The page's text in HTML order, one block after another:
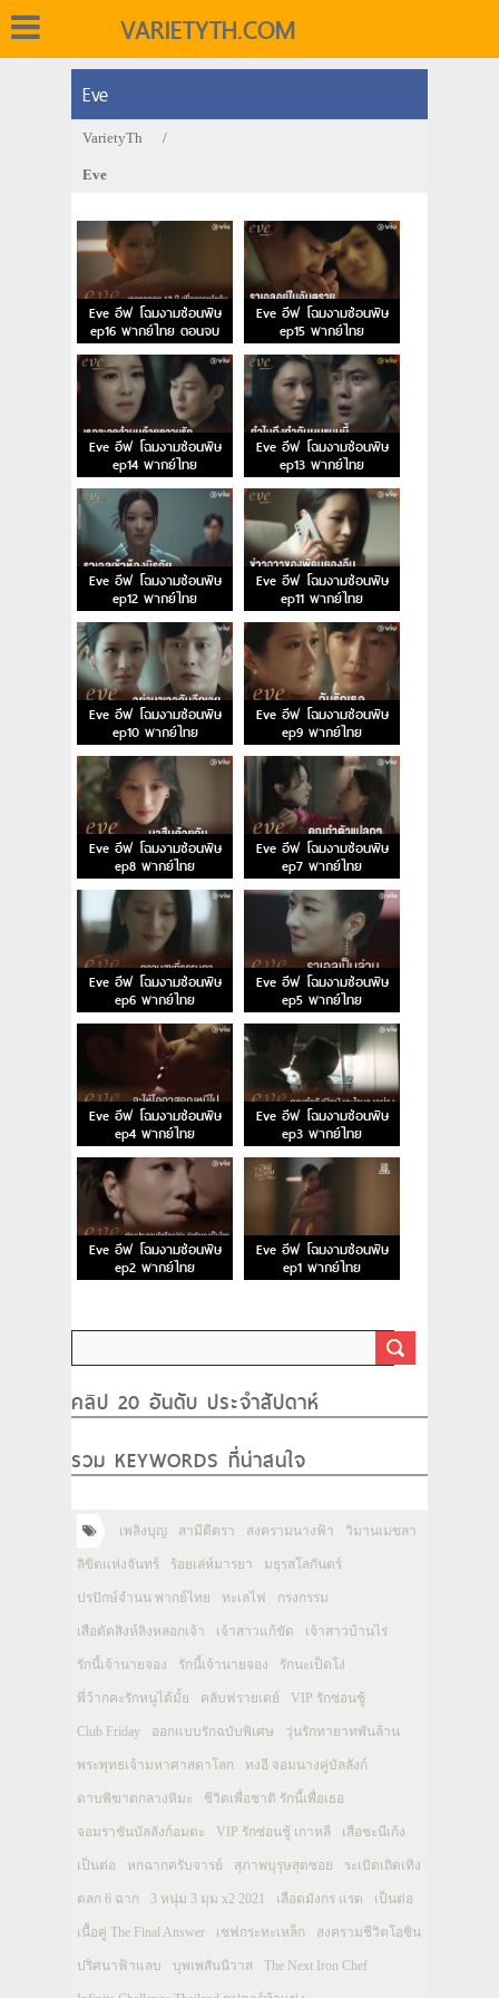
VARIETYTH.COM
Eve
VarietyTh /
Eve
Eve อีฟ โฉมงามซ่อนพิษ
ep16 พากย์ไทย ตอนจบ
Eve อีฟ โฉมงามซ่อนพิษ
ep15 พากย์ไทย
Eve อีฟ โฉมงามซ่อนพิษ
ep14 พากย์ไทย
Eve อีฟ โฉมงามซ่อนพิษ
ep13 พากย์ไทย
Eve อีฟ โฉมงามซ่อนพิษ
ep12 พากย์ไทย
Eve อีฟ โฉมงามซ่อนพิษ
ep11 พากย์ไทย
Eve อีฟ โฉมงามซ่อนพิษ
ep10 พากย์ไทย
Eve อีฟ โฉมงามซ่อนพิษ
ep9 พากย์ไทย
Eve อีฟ โฉมงามซ่อนพิษ
ep8 พากย์ไทย
Eve อีฟ โฉมงามซ่อนพิษ
ep7 พากย์ไทย
Eve อีฟ โฉมงามซ่อนพิษ
ep6 พากย์ไทย
Eve อีฟ โฉมงามซ่อนพิษ
ep5 พากย์ไทย
Eve อีฟ โฉมงามซ่อนพิษ
ep4 พากย์ไทย
Eve อีฟ โฉมงามซ่อนพิษ
ep3 พากย์ไทย
Eve อีฟ โฉมงามซ่อนพิษ
ep2 พากย์ไทย
Eve อีฟ โฉมงามซ่อนพิษ
ep1 พากย์ไทย
คลิป 20 อันดับ ประจำสัปดาห์
รวม KEYWORDS ที่น่าสนใจ
เพลิงบุญ สามีตีตรา สงครามนางฟ้า วิมานเมขลา
ลิขิตแห่งจันทร์ ร้อยเล่ห์มารยา มธุรสโลกันตร์
ปรปักษ์จำนน พากย์ไทย ทะเลไฟ กรงกรรม
เสือตัดสิงห์ลิงหลอกเจ้า เจ้าสาวแก้ขัด เจ้าสาวบ้านไร่
รักนี้เจ้านายจอง รักนี้เจ้านายจอง รักนะเป็ดโง่
พี่ว้ากคะรักหนูได้มั้ย คลับฟรายเดย์ VIP รักซ่อนชู้
Club Friday ออกแบบรักฉบับพิเศษ วุ่นรักทายาทพันล้าน
พระพุทธเจ้ามหาศาสดาโลก ทงอี จอมนางคู่บัลลังก์
ดาบพิฆาตกลางหิมะ ชีวิตเพื่อชาติ รักนี้เพื่อเธอ
จอมราชันบัลลังก์อมตะ VIP รักซ่อนชู้ เกาหลี เสือชะนีเก้ง
เป็นต่อ หกฉากครับจารย์ สุภาพบุรุษสุดซอย ระเบิดเถิดเทิง
ตลก 6 ฉาก 3 หนุ่ม 3 มุม x2 2021 เลือดมังกร แรด เป็นต่อ
เนื้อคู่ The Final Answer เชฟกระทะเหล็ก สงครามชีวิตโอชิน
ปริศนาฟ้าแลบ บุพเพสันนิวาส The Next Iron Chef